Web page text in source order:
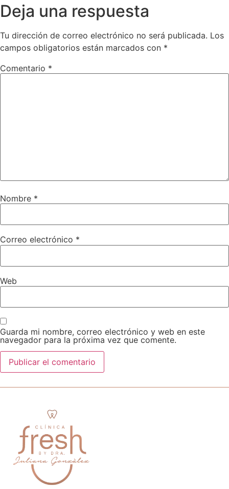
Deja una respuesta
Tu dirección de correo electrónico no será publicada. Los
campos obligatorios están marcados con *
Comentario *
Nombre *
Correo electrónico *
Web
Guarda mi nombre, correo electrónico y web en este
navegador para la próxima vez que comente.